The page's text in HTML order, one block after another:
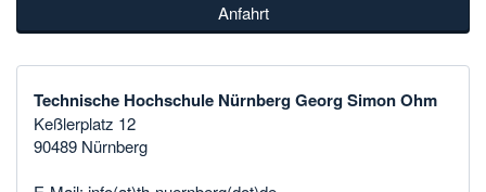
Anfahrt
Technische Hochschule Nürnberg Georg Simon Ohm
Keßlerplatz 12
90489 Nürnberg